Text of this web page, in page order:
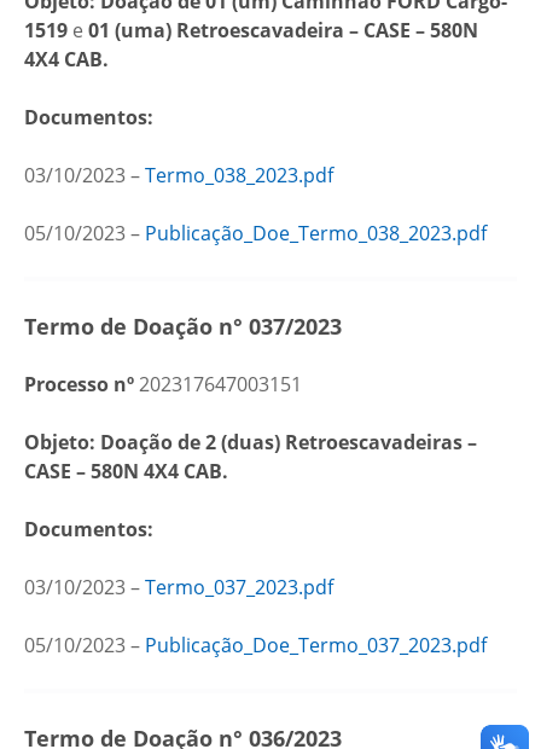
1519 e 01 (uma) Retroescavadeira – CASE – 580N
4X4 CAB.
Documentos:
03/10/2023 –Termo_038_2023.pdf
05/10/2023 – Publicação_Doe_Termo_038_2023.pdf
Termo de Doação n° 037/2023
Processo nº202317647003151
Objeto: Doação de 2 (duas) Retroescavadeiras –
CASE – 580N 4X4 CAB.
Documentos:
03/10/2023 –Termo_037_2023.pdf
05/10/2023 – Publicação_Doe_Termo_037_2023.pdf
Termo de Doação n° 036/2023